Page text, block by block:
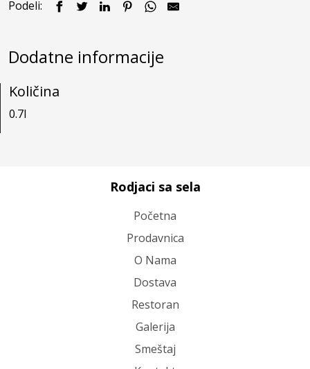
Podeli:
Dodatne informacije
Količina
0.7l
Rodjaci sa sela
Početna
Prodavnica
O Nama
Dostava
Restoran
Galerija
Smeštaj